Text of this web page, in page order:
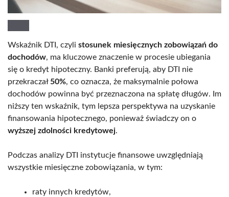
Wskaźnik DTI, czyli stosunek miesięcznych zobowiązań do
dochodów, ma kluczowe znaczenie w procesie ubiegania
się o kredyt hipoteczny. Banki preferują, aby DTI nie
przekraczał 50%, co oznacza, że maksymalnie połowa
dochodów powinna być przeznaczona na spłatę długów. Im
niższy ten wskaźnik, tym lepsza perspektywa na uzyskanie
finansowania hipotecznego, ponieważ świadczy on o
wyższej zdolności kredytowej.
Podczas analizy DTI instytucje finansowe uwzględniają
wszystkie miesięczne zobowiązania, w tym:
raty innych kredytów,